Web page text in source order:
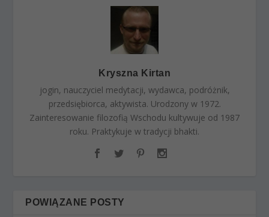
Kryszna Kirtan
jogin, nauczyciel medytacji, wydawca, podróżnik,
przedsiębiorca, aktywista. Urodzony w 1972.
Zainteresowanie filozofią Wschodu kultywuje od 1987
roku. Praktykuje w tradycji bhakti.
POWIĄZANE POSTY